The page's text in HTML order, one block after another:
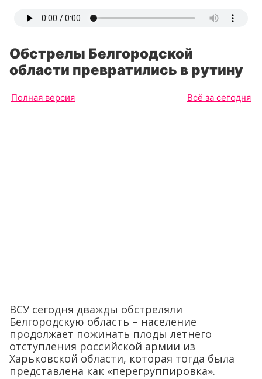
Обстрелы Белгородской
области превратились в рутину
Полная версия Всё за сегодня
ВСУ сегодня дважды обстреляли
Белгородскую область – население
продолжает пожинать плоды летнего
отступления российской армии из
Харьковской области, которая тогда была
представлена как «перегруппировка».